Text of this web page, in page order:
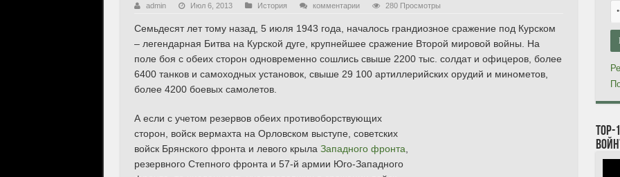
admin Июл 6, 2013 История комментарии 280 Просмотры
Семьдесят лет тому назад, 5 июля 1943 года, началось грандиозное сражение под Курском
– легендарная Битва на Курской дуге, крупнейшее сражение Второй мировой войны. На
поле боя с обеих сторон одновременно сошлись свыше 2200 тыс. солдат и офицеров, более
6400 танков и самоходных установок, свыше 29 100 артиллерийских орудий и минометов,
более 4200 боевых самолетов.
А если с учетом резервов обеих противоборствующих
сторон, войск вермахта на Орловском выступе, советских
войск Брянского фронта и левого крыла Западного фронта
резервного Степного фронта и 57-й армии Юго-Западного